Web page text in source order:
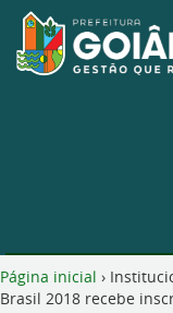
Página inicial ›
Brasil 2018 recebe